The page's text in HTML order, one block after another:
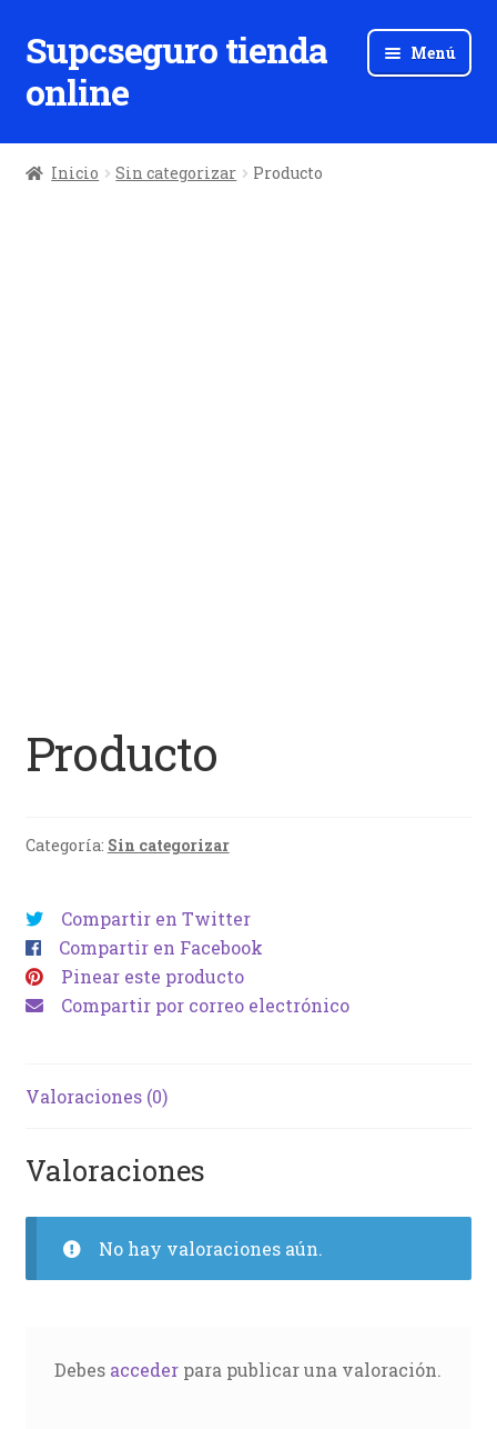
Ir
a
la
Ir
al
contenido
Supcseguro tienda
online
Menú
Inicio Sin categorizar Producto
Producto
Categoría: Sin categorizar
Compartir en Twitter
Compartir en Facebook
Pinear este producto
Compartir por correo electrónico
Valoraciones (0)
Valoraciones
No hay valoraciones aún.
Debes accederpara publicar una valoración.